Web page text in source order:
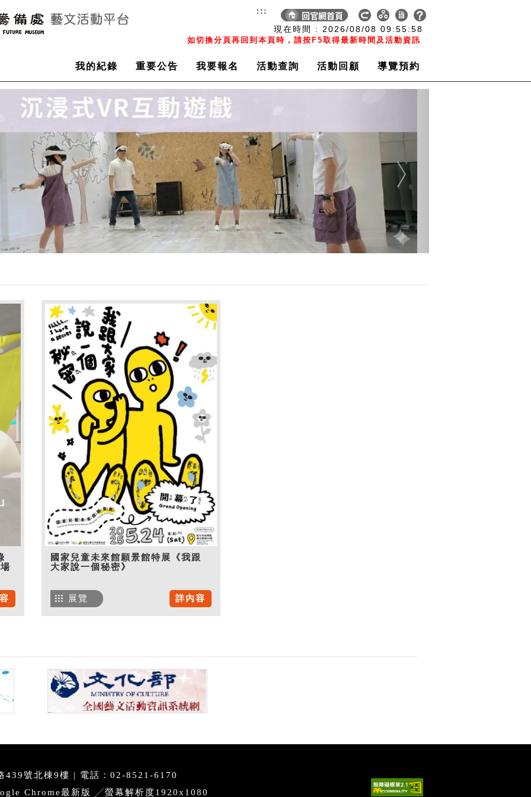
現在時間 : 2026/08/08 09:55:59
如切換分頁再回到本頁時，請按F5取得最新時間及活動資訊
:::
我的紀錄 重要公告 我要報名 活動查詢 活動回顧 導覽預約
國家兒童未來館願景館特展《我跟
大家說一個秘密》
詳內容
展覽
439號北棟9樓 | 電話：02-8521-6170
Chrome最新版 ╱螢幕解析度1920x1080